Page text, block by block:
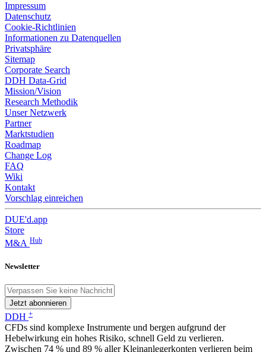
Impressum
Datenschutz
Cookie-Richtlinien
Informationen zu Datenquellen
Privatsphäre
Sitemap
Corporate Search
DDH Data-Grid
Mission/Vision
Research Methodik
Unser Netzwerk
Partner
Marktstudien
Roadmap
Change Log
FAQ
Wiki
Kontakt
Vorschlag einreichen
DUE'd.app
Store
M&A Hub
Newsletter
Jetzt abonnieren
DDH +
CFDs sind komplexe Instrumente und bergen aufgrund der
Hebelwirkung ein hohes Risiko, schnell Geld zu verlieren.
Zwischen 74 % und 89 % aller Kleinanlegerkonten verlieren beim